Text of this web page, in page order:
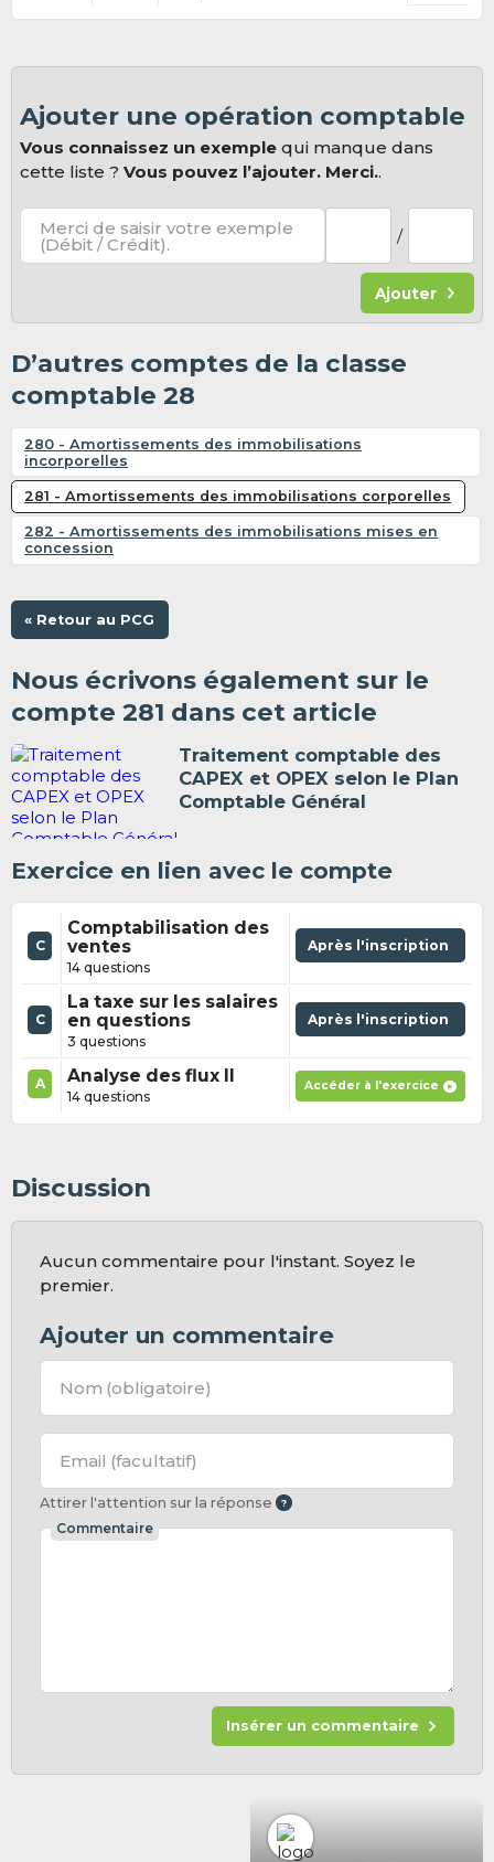
Ajouter une opération comptable
Vous connaissez un exemple qui manque dans
cette liste ?Vous pouvez l’ajouter. Merci..
Merci de saisir votre exemple
(Débit / Crédit). /
Ajouter
D’autres comptes de la classe
comptable 28
280 - Amortissements des immobilisations
incorporelles
281 - Amortissements des immobilisations corporelles
282 - Amortissements des immobilisations mises en
concession
« Retour au PCG
Nous écrivons également sur le
compte 281 dans cet article
Traitement comptable des
CAPEX et OPEX selon le Plan
Comptable Général
Exercice en lien avec le compte
C
Comptabilisation des
ventes
14 questions
Après l'inscription
C
La taxe sur les salaires
en questions
3 questions
Après l'inscription
A Analyse des flux II
14 questions
Accéder à l'exercice
Discussion
Aucun commentaire pour l'instant. Soyez le
premier.
Ajouter un commentaire
Nom (obligatoire)
Email (facultatif)
Attirer l'attention sur la réponse
Commentaire
Insérer un commentaire